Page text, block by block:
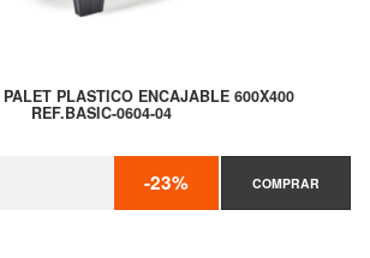
PLASTICO ENCAJABLE 600X400
REF.BASIC-0604-04
-23% COMPRAR